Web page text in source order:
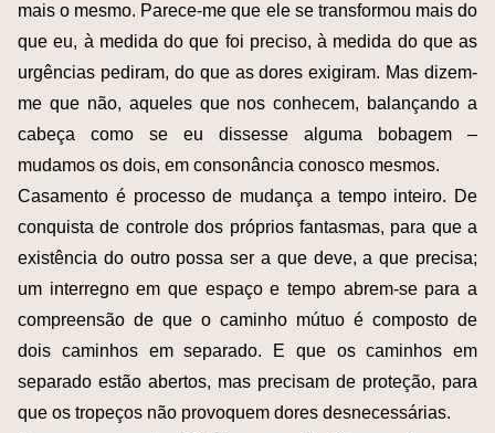
mais o mesmo. Parece-me que ele se transformou mais do
que eu, à medida do que foi preciso, à medida do que as
urgências pediram, do que as dores exigiram. Mas dizem-
me que não, aqueles que nos conhecem, balançando a
cabeça como se eu dissesse alguma bobagem –
mudamos os dois, em consonância conosco mesmos.
Casamento é processo de mudança a tempo inteiro. De
conquista de controle dos próprios fantasmas, para que a
existência do outro possa ser a que deve, a que precisa;
um interregno em que espaço e tempo abrem-se para a
compreensão de que o caminho mútuo é composto de
dois caminhos em separado. E que os caminhos em
separado estão abertos, mas precisam de proteção, para
que os tropeços não provoquem dores desnecessárias.